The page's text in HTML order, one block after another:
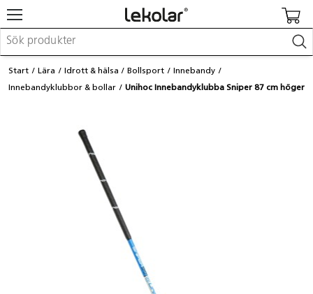
Möbler & inredning
Lekplatsutrustning & utemiljö
Barnvagnar & småbarnsartiklar
Skolförbrukning & kontorsmaterial
Logga in / Registrera dig
Start Lära Idrott & hälsa Bollsport
Innebandy
Innebandyklubbor & bollar
Unihoc Innebandyklubba Sniper 87 cm höger